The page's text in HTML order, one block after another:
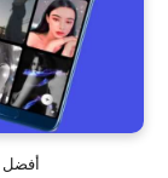
أفضل 5 تطبيقات اندرويد Android لعام 2022